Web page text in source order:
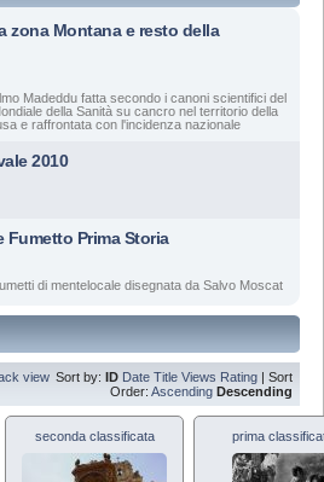
zona Montana e resto della
Madeddu fatta secondo i canoni scientifici del
della Sanità su cancro nel territorio della
e raffrontata con l'incidenza nazionale
2010
Fumetto Prima Storia
di mentelocale disegnata da Salvo Moscat
view Sort by: ID Date Title Views Rating | Sort
Order: Ascending Descending
seconda classificata prima